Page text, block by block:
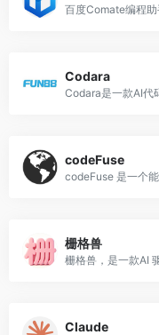
Codara
codeFuse
栅格兽
Claude